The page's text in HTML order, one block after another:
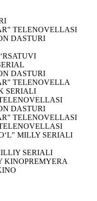
TELENOVELLASI
DASTURI
DASTURI
TELENOVELLA
SERIALI
DASTURI
TELENOVELLASI
MILLY SERIALI
SERIALI
KINOPREMYERA